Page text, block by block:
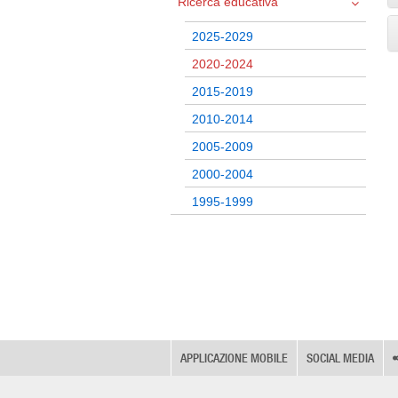
2025-2029
2020-2024
2015-2019
2010-2014
2005-2009
2000-2004
1995-1999
APPLICAZIONE MOBILE SOCIAL MEDIA